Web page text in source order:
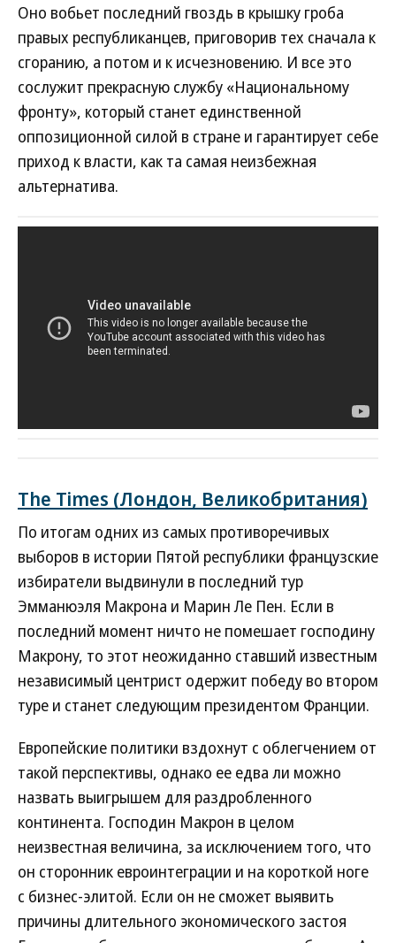
Оно вобьет последний гвоздь в крышку гроба
правых республиканцев, приговорив тех сначала к
сгоранию, а потом и к исчезновению. И все это
сослужит прекрасную службу «Национальному
фронту», который станет единственной
оппозиционной силой в стране и гарантирует себе
приход к власти, как та самая неизбежная
альтернатива.
The Times (Лондон, Великобритания)
По итогам одних из самых противоречивых
выборов в истории Пятой республики французские
избиратели выдвинули в последний тур
Эмманюэля Макрона и Марин Ле Пен. Если в
последний момент ничто не помешает господину
Макрону, то этот неожиданно ставший известным
независимый центрист одержит победу во втором
туре и станет следующим президентом Франции.
Европейские политики вздохнут с облегчением от
такой перспективы, однако ее едва ли можно
назвать выигрышем для раздробленного
континента. Господин Макрон в целом
неизвестная величина, за исключением того, что
он сторонник евроинтеграции и на короткой ноге
с бизнес-элитой. Если он не сможет выявить
причины длительного экономического застоя